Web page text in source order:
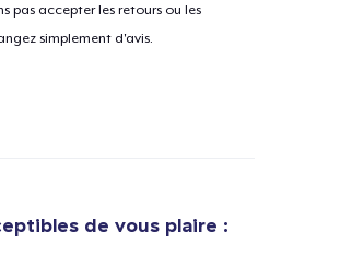
pas accepter les retours ou les
simplement d'avis.
de vous plaire :